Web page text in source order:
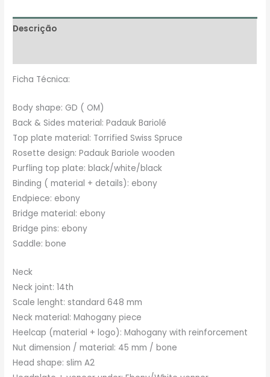
Descrição
Ficha Técnica:
Body shape: GD ( OM)
Back & Sides material: Padauk Bariolé
Top plate material: Torrified Swiss Spruce
Rosette design: Padauk Bariole wooden
Purfling top plate: black/white/black
Binding ( material + details): ebony
Endpiece: ebony
Bridge material: ebony
Bridge pins: ebony
Saddle: bone
Neck
Neck joint: 14th
Scale lenght: standard 648 mm
Neck material: Mahogany piece
Heelcap (material + logo): Mahogany with reinforcement
Nut dimension / material: 45 mm / bone
Head shape: slim A2